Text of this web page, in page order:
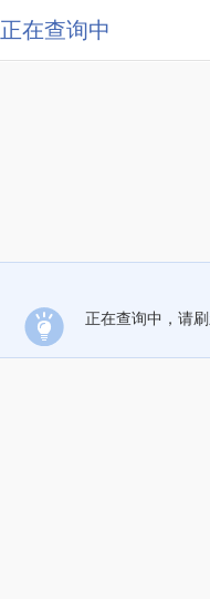
正在查询中
正在查询中，请